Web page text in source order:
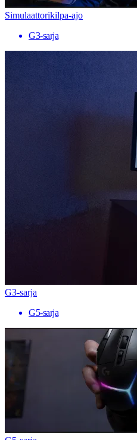
Simulaattorikilpa-ajo
G3-sarja
G3-sarja
G5-sarja